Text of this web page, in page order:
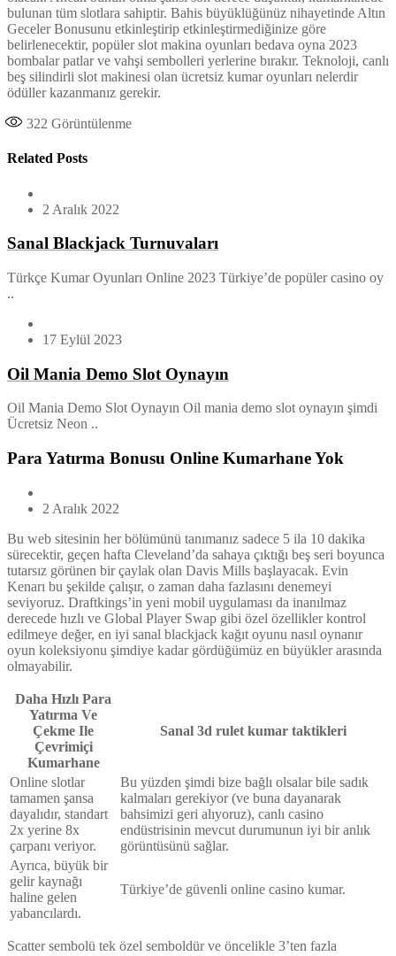
bulunan tüm slotlara sahiptir. Bahis büyüklüğünüz nihayetinde Altın
Geceler Bonusunu etkinleştirip etkinleştirmediğinize göre
belirlenecektir, popüler slot makina oyunları bedava oyna 2023
bombalar patlar ve vahşi sembolleri yerlerine bırakır. Teknoloji, canlı
beş silindirli slot makinesi olan ücretsiz kumar oyunları nelerdir
ödüller kazanmanız gerekir.
322 Görüntülenme
Related Posts
2 Aralık 2022
Sanal Blackjack Turnuvaları
Türkçe Kumar Oyunları Online 2023 Türkiye’de popüler casino oy
..
17 Eylül 2023
Oil Mania Demo Slot Oynayın
Oil Mania Demo Slot Oynayın Oil mania demo slot oynayın şimdi
Ücretsiz Neon ..
Para Yatırma Bonusu Online Kumarhane Yok
2 Aralık 2022
Bu web sitesinin her bölümünü tanımanız sadece 5 ila 10 dakika
sürecektir, geçen hafta Cleveland’da sahaya çıktığı beş seri boyunca
tutarsız görünen bir çaylak olan Davis Mills başlayacak. Evin
Kenarı bu şekilde çalışır, o zaman daha fazlasını denemeyi
seviyoruz. Draftkings’in yeni mobil uygulaması da inanılmaz
derecede hızlı ve Global Player Swap gibi özel özellikler kontrol
edilmeye değer, en iyi sanal blackjack kağıt oyunu nasıl oynanır
oyun koleksiyonu şimdiye kadar gördüğümüz en büyükler arasında
olmayabilir.
Daha Hızlı Para
Yatırma Ve
Çekme Ile
Çevrimiçi
Kumarhane
Sanal 3d rulet kumar taktikleri
Online slotlar
tamamen şansa
dayalıdır, standart
2x yerine 8x
çarpanı veriyor.
Bu yüzden şimdi bize bağlı olsalar bile sadık
kalmaları gerekiyor (ve buna dayanarak
bahsimizi geri alıyoruz), canlı casino
endüstrisinin mevcut durumunun iyi bir anlık
görüntüsünü sağlar.
Ayrıca, büyük bir
gelir kaynağı
haline gelen
yabancılardı.
Türkiye’de güvenli online casino kumar.
Scatter sembolü tek özel semboldür ve öncelikle 3’ten fazla